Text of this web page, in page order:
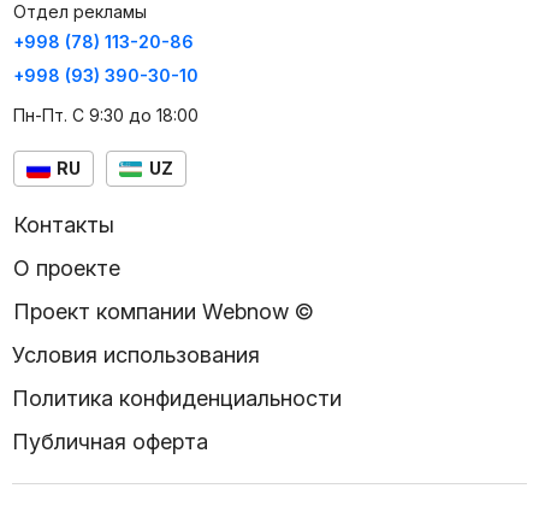
Отдел рекламы
+998 (78) 113-20-86
+998 (93) 390-30-10
Пн-Пт. С 9:30 до 18:00
RU UZ
Контакты
О проекте
Проект компании Webnow ©
Условия использования
Политика конфиденциальности
Публичная оферта